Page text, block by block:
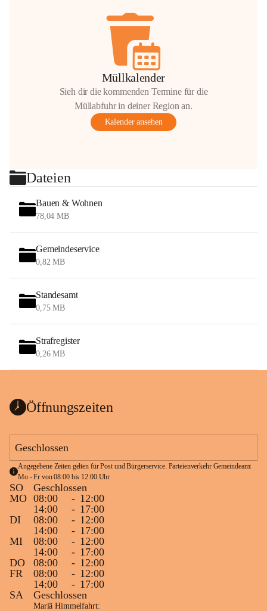
Müllkalender
Sieh dir die kommenden Termine für die
Müllabfuhr in deiner Region an.
Kalender ansehen
Dateien
Bauen & Wohnen
78,04 MB
Gemeindeservice
0,82 MB
Standesamt
0,75 MB
Strafregister
0,26 MB
Öffnungszeiten
Geschlossen
Angegebene Zeiten gelten für Post und Bürgerservice. Parteienverkehr Gemeindeamt
Mo - Fr von 08:00 bis 12:00 Uhr.
SO
Geschlossen
MO 08:00 - 12:00
14:00
- 17:00
DI
08:00 - 12:00
14:00
- 17:00
MI
08:00 - 12:00
14:00
- 17:00
DO
08:00 - 12:00
FR
08:00 - 12:00
14:00
- 17:00
SA
Geschlossen
Mariä Himmelfahrt: